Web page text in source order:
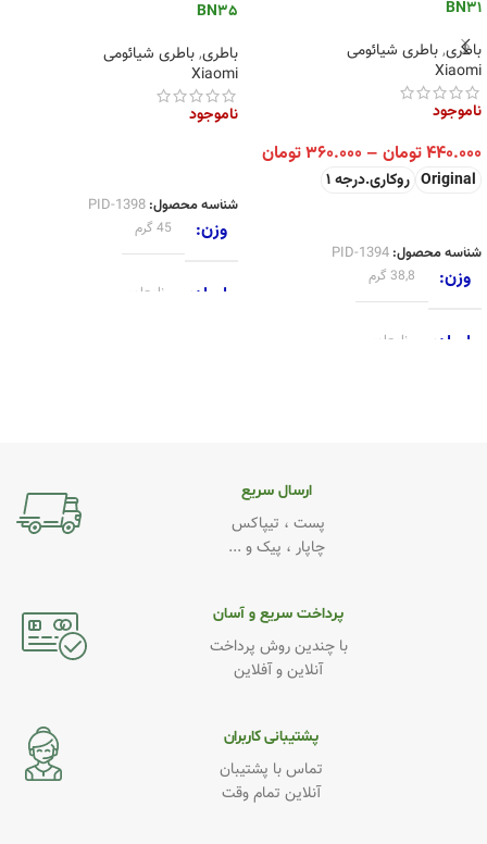
BN31
باطری,باطری شیائومی
Xiaomi
ناموجود
۴۴۰.۰۰۰تومان – ۳۶۰.۰۰۰تومان
Original روکاری.درجه 1
شناسه محصول: PID-1394
وزن 38,8 گرم
ابعاد نامعلوم
BN35
باطری,باطری شیائومی
Xiaomi
ناموجود
شناسه محصول: PID-1398
وزن 45 گرم
ابعاد نامعلوم
ارسال سریع
پست ، تیپاکس
چاپار ، پیک و ...
پرداخت سریع و آسان
با چندین روش پرداخت
آنلاین و آفلاین
پشتیبانی کاربران
تماس با پشتیبان
آنلاین تمام وقت